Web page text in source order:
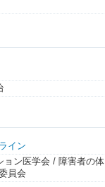
イン
ョン医学会 / 障害者の体
員会